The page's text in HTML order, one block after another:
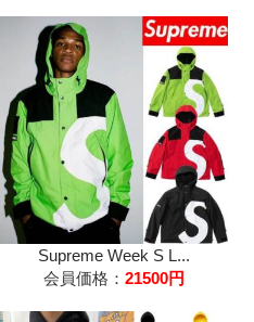
Supreme Week S L...
会員価格： 21500円